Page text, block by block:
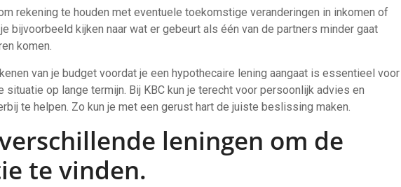
rekening te houden met eventuele toekomstige veranderingen in inkomen of
bijvoorbeeld kijken naar wat er gebeurt als één van de partners minder gaat
komen.
van je budget voordat je een hypothecaire lening aangaat is essentieel voor
situatie op lange termijn. Bij KBC kun je terecht voor persoonlijk advies en
te helpen. Zo kun je met een gerust hart de juiste beslissing maken.
leningen om de
te vinden.